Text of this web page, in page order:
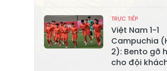
Xã Trấn Yên
Xã Hưng
Khánh
Xã Việt
TRỰC TIẾP
Việt Nam 1-1
Campuchia
2): Bento gỡ
cho đội